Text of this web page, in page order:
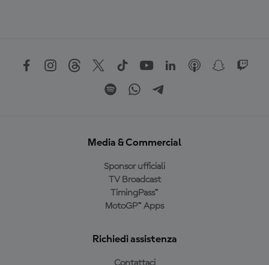
Media & Commercial
Sponsor ufficiali
TV Broadcast
TimingPass™
MotoGP™ Apps
Richiedi assistenza